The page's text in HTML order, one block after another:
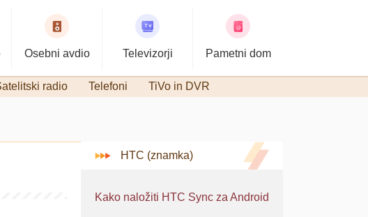
Osebni avdio Televizorji Pametni dom
radio Telefoni TiVo in DVR
HTC (znamka)
Kako naložiti HTC Sync za Android